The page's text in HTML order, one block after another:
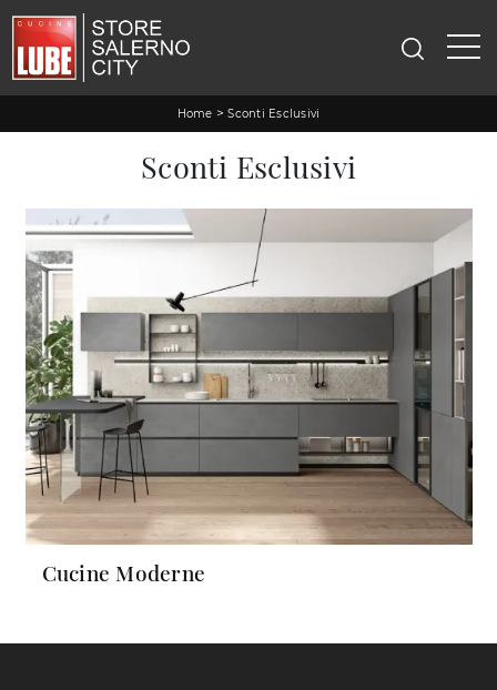
Home >Sconti Esclusivi
Sconti Esclusivi
Cucine Moderne